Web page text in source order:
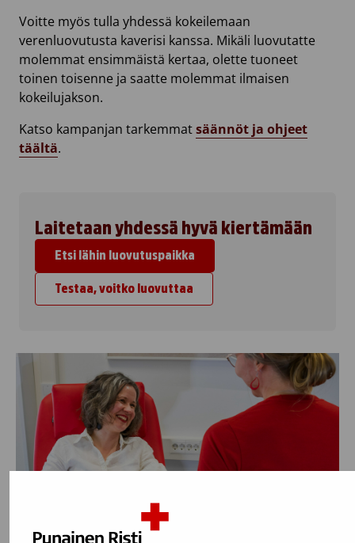
Voitte myös tulla yhdessä kokeilemaan
verenluovutusta kaverisi kanssa. Mikäli luovutatte
molemmat ensimmäistä kertaa, olette tuoneet
toinen toisenne ja saatte molemmat ilmaisen
kokeilujakson.
Katso kampanjan tarkemmatsäännöt ja ohjeet
täältä.
Laitetaan yhdessä hyvä kiertämään
Etsi lähin luovutuspaikka
Testaa, voitko luovuttaa